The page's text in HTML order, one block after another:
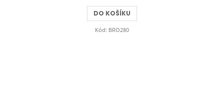
DO KOŠÍKU
Kód: BRO280